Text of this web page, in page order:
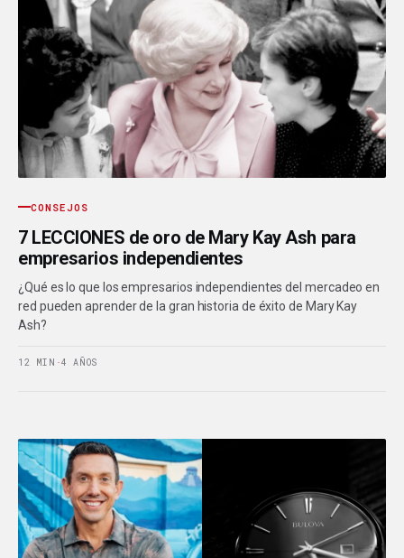
CONSEJOS
7 LECCIONES de oro de Mary Kay Ash para
empresarios independientes
¿Qué es lo que los empresarios independientes del mercadeo en
red pueden aprender de la gran historia de éxito de Mary Kay
Ash?
12 MIN ·4 AÑOS